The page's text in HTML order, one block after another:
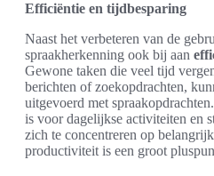
Efficiëntie en tijdbesparing
Naast het verbeteren van de
spraakherkenning ook bij aan
Gewone taken die veel tijd
berichten of zoekopdrachten,
uitgevoerd met
is voor dagelijkse activiteiten en
zich te concentreren op
productiviteit is een groot